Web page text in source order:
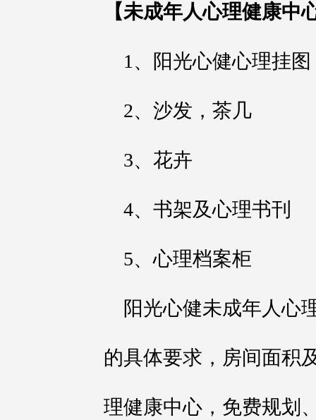
【未成年人心理健康中
1、阳光心健心理挂图
2、沙发，茶几
3、花卉
4、书架及心理书刊
5、心理档案柜
阳光心健未成年人心
的具体要求，房间面积
理健康中心，免费规划